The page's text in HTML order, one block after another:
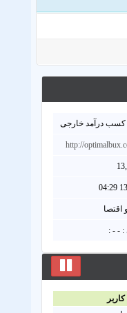
کسب درآمد خارجی
http://
اقتصا
: - - :
کاربر